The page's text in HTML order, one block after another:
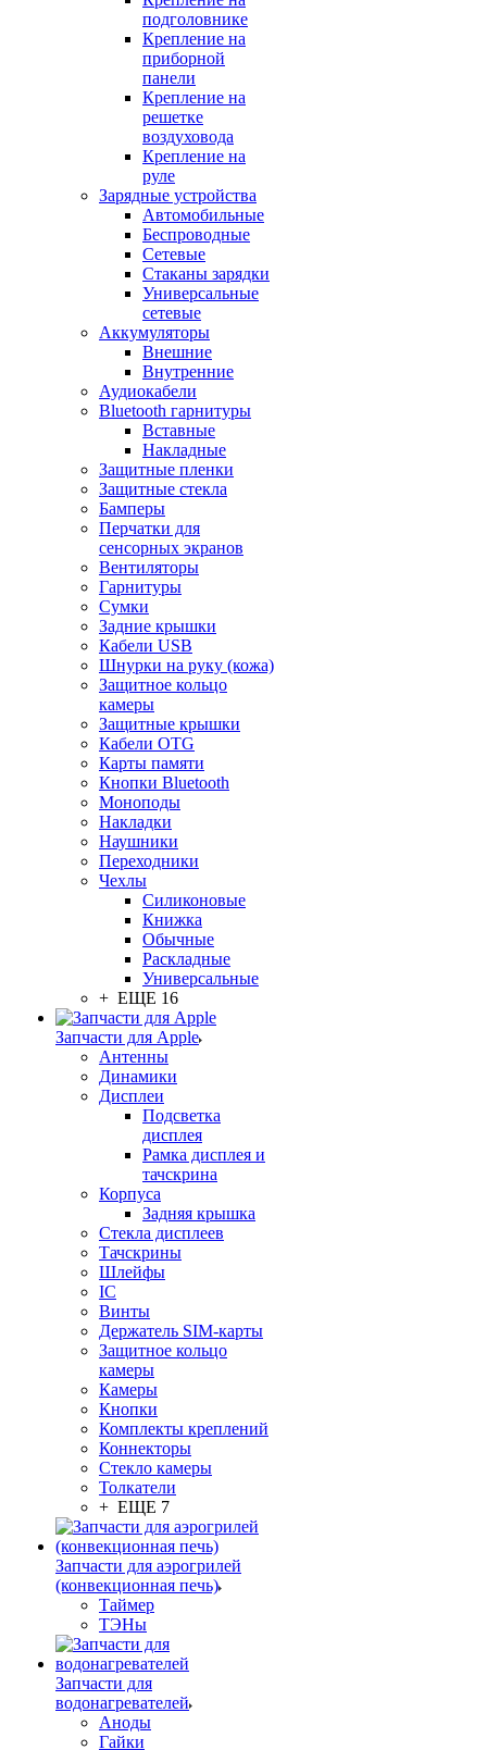
подголовнике
Крепление на
приборной
панели
Крепление на
решетке
воздуховода
Крепление на
руле
Зарядные устройства
Автомобильные
Беспроводные
Сетевые
Стаканы зарядки
Универсальные
сетевые
Аккумуляторы
Внешние
Внутренние
Аудиокабели
Bluetooth гарнитуры
Вставные
Накладные
Защитные пленки
Защитные стекла
Бамперы
Перчатки для
сенсорных экранов
Вентиляторы
Гарнитуры
Сумки
Задние крышки
Кабели USB
Шнурки на руку (кожа)
Защитное кольцо
камеры
Защитные крышки
Кабели OTG
Карты памяти
Кнопки Bluetooth
Моноподы
Накладки
Наушники
Переходники
Чехлы
Силиконовые
Книжка
Обычные
Раскладные
Универсальные
+ ЕЩЕ 16
Запчасти для Apple
Антенны
Динамики
Дисплеи
Подсветка
дисплея
Рамка дисплея и
тачскрина
Корпуса
Задняя крышка
Стекла дисплеев
Тачскрины
Шлейфы
IC
Винты
Держатель SIM-карты
Защитное кольцо
камеры
Камеры
Кнопки
Комплекты креплений
Коннекторы
Стекло камеры
Толкатели
+ ЕЩЕ 7
Запчасти для аэрогрилей
(конвекционная печь)
Таймер
ТЭНы
Запчасти для
водонагревателей
Аноды
Гайки